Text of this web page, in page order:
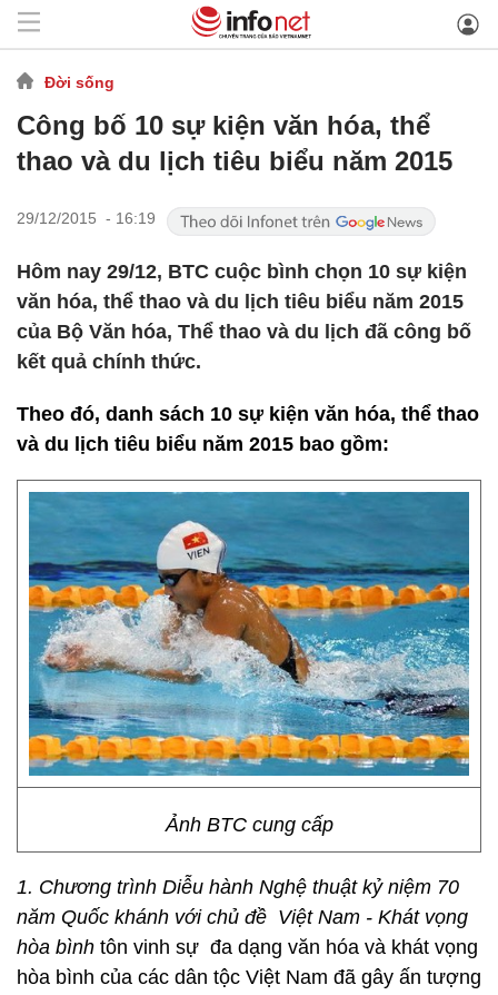
Đời sống
Công bố 10 sự kiện văn hóa, thể
thao và du lịch tiêu biểu năm 2015
29/12/2015 - 16:19
Hôm nay 29/12, BTC cuộc bình chọn 10 sự kiện
văn hóa, thể thao và du lịch tiêu biểu năm 2015
của Bộ Văn hóa, Thể thao và du lịch đã công bố
kết quả chính thức.
Theo đó, danh sách 10 sự kiện văn hóa, thể thao
và du lịch tiêu biểu năm 2015 bao gồm:
Ảnh BTC cung cấp
1. Chương trình Diễu hành Nghệ thuật kỷ niệm 70
năm Quốc khánh với chủ đề Việt Nam - Khát vọng
hòa bình tôn vinh sự đa dạng văn hóa và khát vọng
hòa bình của các dân tộc Việt Nam đã gây ấn tượng